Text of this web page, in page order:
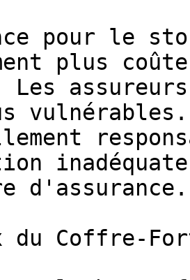
pour le
plus
Les
d'assurance.
du Coffre-